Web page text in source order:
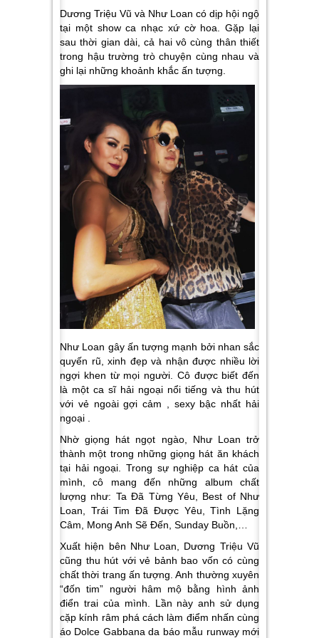
Dương Triệu Vũ và Như Loan có dịp hội ngộ
tại một show ca nhạc xứ cờ hoa. Gặp lại
sau thời gian dài, cả hai vô cùng thân thiết
trong hậu trường trò chuyện cùng nhau và
ghi lại những khoảnh khắc ấn tượng.
Như Loan gây ấn tượng mạnh bởi nhan sắc
quyến rũ, xinh đẹp và nhận được nhiều lời
ngợi khen từ mọi người. Cô được biết đến
là một ca sĩ hải ngoại nổi tiếng và thu hút
với vẻ ngoài gợi cảm , sexy bậc nhất hải
ngoại .
Nhờ giọng hát ngọt ngào, Như Loan trở
thành một trong những giọng hát ăn khách
tại hải ngoại. Trong sự nghiệp ca hát của
mình, cô mang đến những album chất
lượng như: Ta Đã Từng Yêu, Best of Như
Loan, Trái Tim Đã Được Yêu, Tình Lặng
Câm, Mong Anh Sẽ Đến, Sunday Buồn,…
Xuất hiện bên Như Loan, Dương Triệu Vũ
cũng thu hút với vẻ bảnh bao vốn có cùng
chất thời trang ấn tượng. Anh thường xuyên
“đốn tim” người hâm mộ bằng hình ảnh
điển trai của mình. Lần này anh sử dụng
cặp kính râm phá cách làm điểm nhấn cùng
áo Dolce Gabbana da báo mẫu runway mới